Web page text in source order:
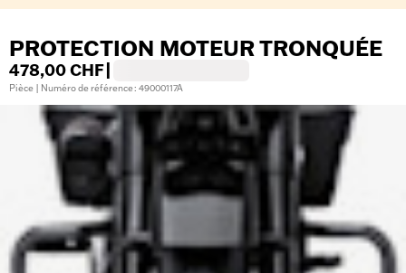
PROTECTION MOTEUR TRONQUÉE
478,00 CHF
Pièce | Numéro de référence : 49000117A